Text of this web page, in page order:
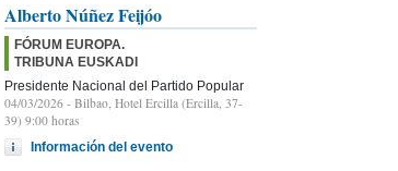
Alberto Núñez Feijóo
FÓRUM EUROPA.
TRIBUNA EUSKADI
Presidente Nacional del Partido Popular
04/03/2026 - Bilbao, Hotel Ercilla (Ercilla, 37-
39) 9:00 horas
Información del evento